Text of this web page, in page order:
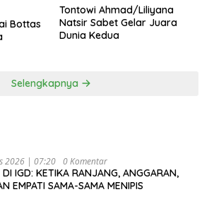
Bottas
Tontowi Ahmad/Liliyana
Natsir Sabet Gelar Juara
Dunia Kedua
Selengkapnya
2026 | 07:20 0 Komentar
IGD: KETIKA RANJANG, ANGGARAN,
EMPATI SAMA-SAMA MENIPIS